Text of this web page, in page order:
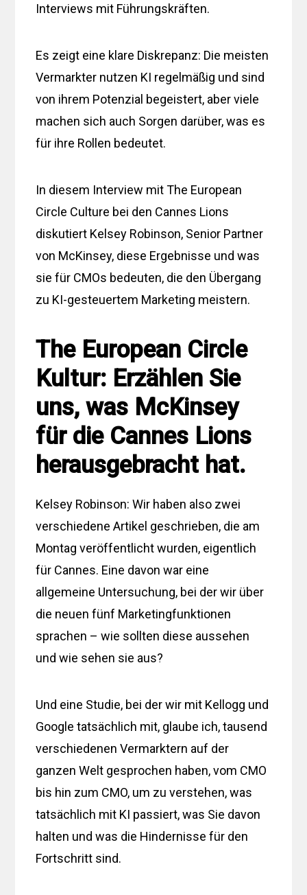
Interviews mit Führungskräften.
Es zeigt eine klare Diskrepanz: Die meisten
Vermarkter nutzen KI regelmäßig und sind
von ihrem Potenzial begeistert, aber viele
machen sich auch Sorgen darüber, was es
für ihre Rollen bedeutet.
In diesem Interview mit The European
Circle Culture bei den Cannes Lions
diskutiert Kelsey Robinson, Senior Partner
von McKinsey, diese Ergebnisse und was
sie für CMOs bedeuten, die den Übergang
zu KI-gesteuertem Marketing meistern.
The European Circle
Kultur: Erzählen Sie
uns, was McKinsey
für die Cannes Lions
herausgebracht hat.
Kelsey Robinson: Wir haben also zwei
verschiedene Artikel geschrieben, die am
Montag veröffentlicht wurden, eigentlich
für Cannes. Eine davon war eine
allgemeine Untersuchung, bei der wir über
die neuen fünf Marketingfunktionen
sprachen – wie sollten diese aussehen
und wie sehen sie aus?
Und eine Studie, bei der wir mit Kellogg und
Google tatsächlich mit, glaube ich, tausend
verschiedenen Vermarktern auf der
ganzen Welt gesprochen haben, vom CMO
bis hin zum CMO, um zu verstehen, was
tatsächlich mit KI passiert, was Sie davon
halten und was die Hindernisse für den
Fortschritt sind.